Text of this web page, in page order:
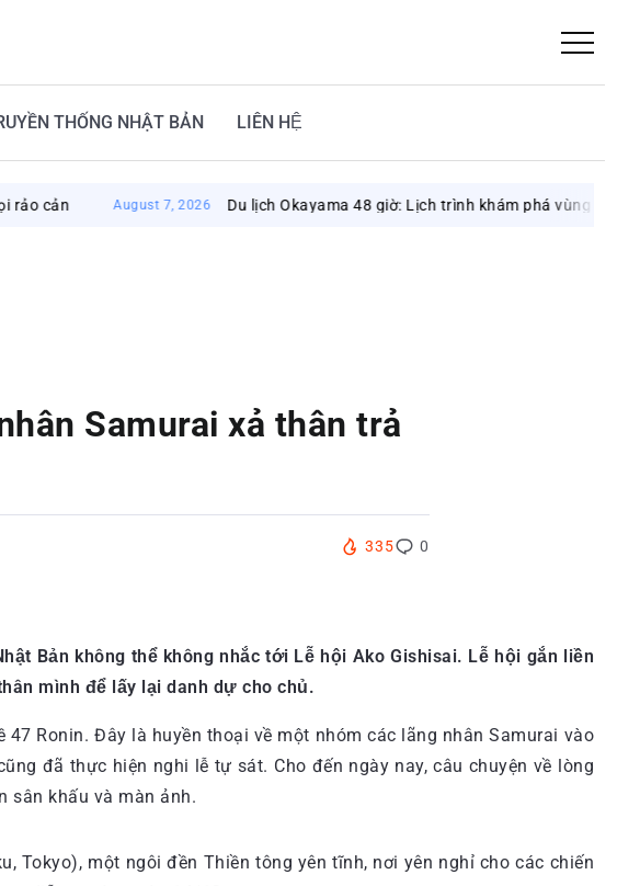
THỐNG NHẬT BẢN LIÊN HỆ
August 7, 2026 Du lịch Okayama 48 giờ: Lịch trình khám phá vùng đất mặt trời
Samurai xả thân trả
335 0
Bản không thể không nhắc tới Lễ hội Ako Gishisai. Lễ hội gắn liền
mình để lấy lại danh dự cho chủ.
Ronin. Đây là huyền thoại về một nhóm các lãng nhân Samurai vào
đã thực hiện nghi lễ tự sát. Cho đến ngày nay, câu chuyện về lòng
sân khấu và màn ảnh.
Tokyo), một ngôi đền Thiền tông yên tĩnh, nơi yên nghỉ cho các chiến